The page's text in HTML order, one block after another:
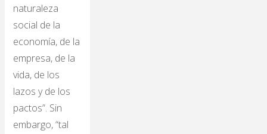
naturaleza
social de la
economía, de la
empresa, de la
vida, de los
lazos y de los
pactos”. Sin
embargo, “tal